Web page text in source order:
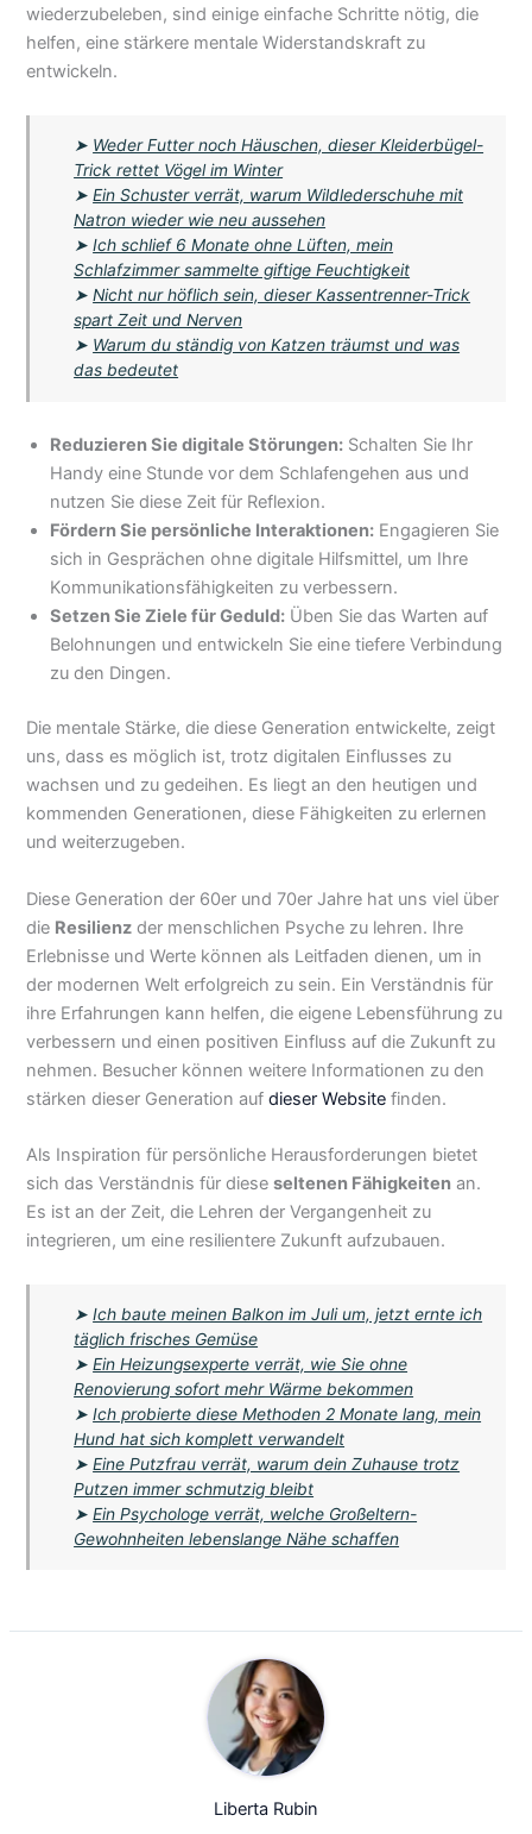
wiederzubeleben, sind einige einfache Schritte nötig, die
helfen, eine stärkere mentale Widerstandskraft zu
entwickeln.
➤ Weder Futter noch Häuschen, dieser Kleiderbügel-
Trick rettet Vögel im Winter
➤Ein Schuster verrät, warum Wildlederschuhe mit
Natron wieder wie neu aussehen
➤Ich schlief 6 Monate ohne Lüften, mein
Schlafzimmer sammelte giftige Feuchtigkeit
➤Nicht nur höflich sein, dieser Kassentrenner-Trick
spart Zeit und Nerven
➤ Warum du ständig von Katzen träumst und was
das bedeutet
Reduzieren Sie digitale Störungen: Schalten Sie Ihr
Handy eine Stunde vor dem Schlafengehen aus und
nutzen Sie diese Zeit für Reflexion.
Fördern Sie persönliche Interaktionen: Engagieren Sie
sich in Gesprächen ohne digitale Hilfsmittel, um Ihre
Kommunikationsfähigkeiten zu verbessern.
Setzen Sie Ziele für Geduld: Üben Sie das Warten auf
Belohnungen und entwickeln Sie eine tiefere Verbindung
zu den Dingen.
Die mentale Stärke, die diese Generation entwickelte, zeigt
uns, dass es möglich ist, trotz digitalen Einflusses zu
wachsen und zu gedeihen. Es liegt an den heutigen und
kommenden Generationen, diese Fähigkeiten zu erlernen
und weiterzugeben.
Diese Generation der 60er und 70er Jahre hat uns viel über
die Resilienz der menschlichen Psyche zu lehren. Ihre
Erlebnisse und Werte können als Leitfaden dienen, um in
der modernen Welt erfolgreich zu sein. Ein Verständnis für
ihre Erfahrungen kann helfen, die eigene Lebensführung zu
verbessern und einen positiven Einfluss auf die Zukunft zu
nehmen. Besucher können weitere Informationen zu den
stärken dieser Generation aufdieser Website finden.
Als Inspiration für persönliche Herausforderungen bietet
sich das Verständnis für dieseseltenen Fähigkeiten an.
Es ist an der Zeit, die Lehren der Vergangenheit zu
integrieren, um eine resilientere Zukunft aufzubauen.
➤Ich baute meinen Balkon im Juli um, jetzt ernte ich
täglich frisches Gemüse
➤Ein Heizungsexperte verrät, wie Sie ohne
Renovierung sofort mehr Wärme bekommen
➤Ich probierte diese Methoden 2 Monate lang, mein
Hund hat sich komplett verwandelt
➤Eine Putzfrau verrät, warum dein Zuhause trotz
Putzen immer schmutzig bleibt
➤Ein Psychologe verrät, welche Großeltern-
Gewohnheiten lebenslange Nähe schaffen
Liberta Rubin